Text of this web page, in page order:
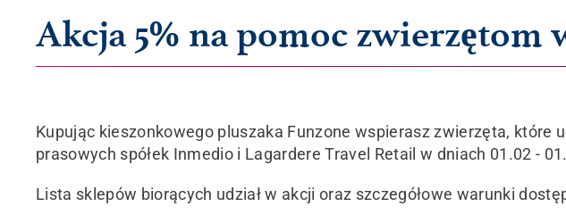
Akcja 5% na pomoc zwierzętom
Kupując kieszonkowego pluszaka Funzone wspierasz zwierzęta,
prasowych spółek Inmedio i Lagardere Travel Retail w dniach 01.02 -
Lista sklepów biorących udział w akcji oraz szczegółowe warunki